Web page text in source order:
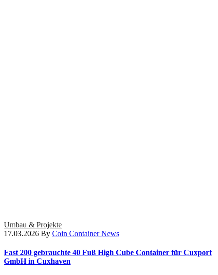
Umbau & Projekte
17.03.2026 By Coin Container News
Fast 200 gebrauchte 40 Fuß High Cube Container für Cuxport
GmbH in Cuxhaven